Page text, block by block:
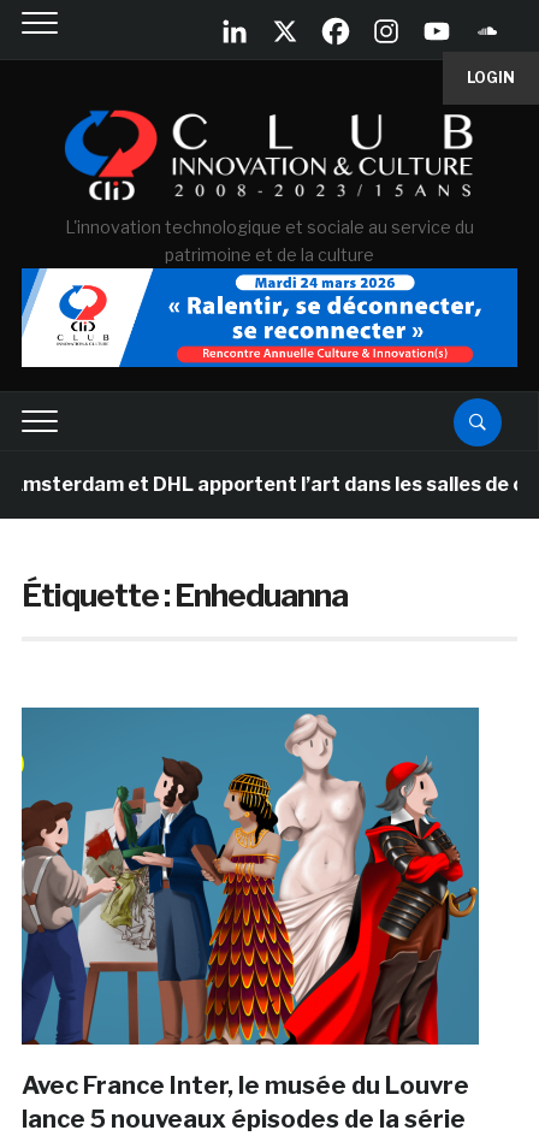
LOGIN
L'innovation technologique et sociale au service du
patrimoine et de la culture
et DHL apportent l’art dans les salles de
Étiquette :Enheduanna
Avec France Inter, le musée du Louvre
lance 5 nouveaux épisodes de la série